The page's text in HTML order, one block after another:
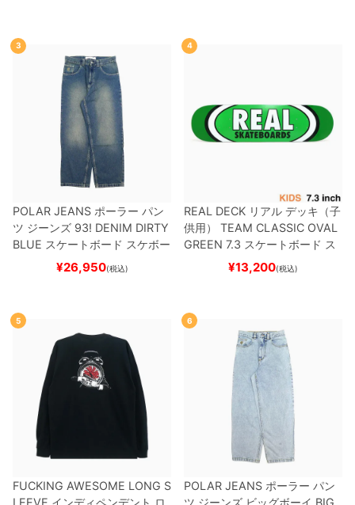
3
POLAR JEANS ポーラー パン
ツ ジーンズ 93! DENIM DIRTY
BLUE スケートボード スケボー
¥26,950(税込)
4
REAL DECK リアル デッキ（子
供用）
TEAM CLASSIC OVAL
GREEN 7.3 スケートボード ス
¥13,200(税込)
5
FUCKING AWESOME LONG S
6
POLAR JEANS ポーラー パン